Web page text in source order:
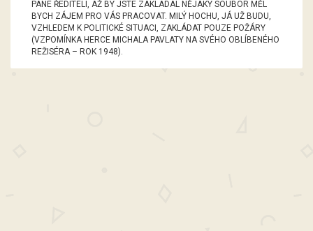
PANE ŘEDITELI, AŽ BY JSTE ZAKLÁDAL NĚJAKÝ SOUBOR MĚL
BYCH ZÁJEM PRO VÁS PRACOVAT. MILÝ HOCHU, JÁ UŽ BUDU,
VZHLEDEM K POLITICKÉ SITUACI, ZAKLÁDAT POUZE POŽÁRY
(VZPOMÍNKA HERCE MICHALA PAVLATY NA SVÉHO OBLÍBENÉHO
REŽISÉRA – ROK 1948).